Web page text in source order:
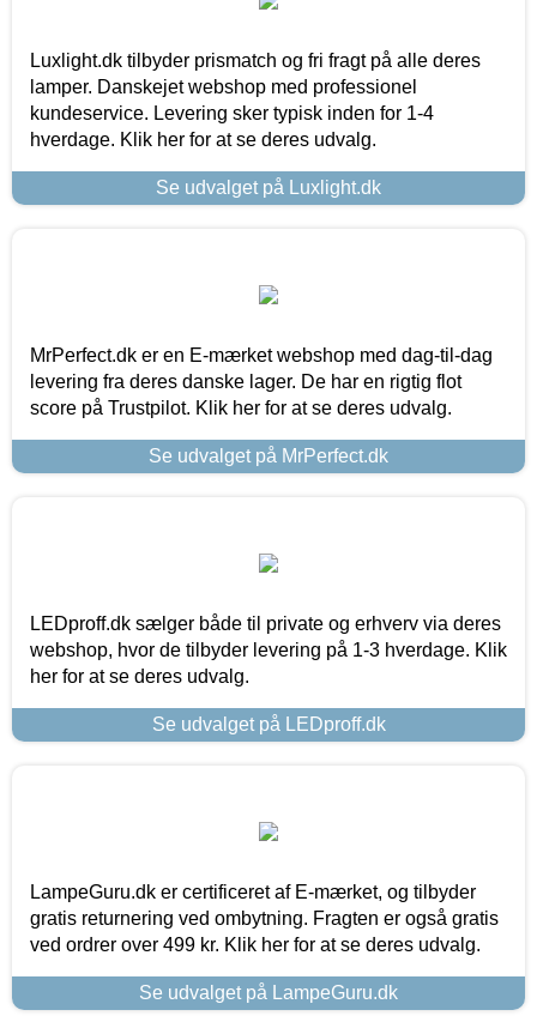
Luxlight.dk tilbyder prismatch og fri fragt på alle deres
lamper. Danskejet webshop med professionel
kundeservice. Levering sker typisk inden for 1-4
hverdage. Klik her for at se deres udvalg.
Se udvalget på Luxlight.dk
MrPerfect.dk er en E-mærket webshop med dag-til-dag
levering fra deres danske lager. De har en rigtig flot
score på Trustpilot. Klik her for at se deres udvalg.
Se udvalget på MrPerfect.dk
LEDproff.dk sælger både til private og erhverv via deres
webshop, hvor de tilbyder levering på 1-3 hverdage. Klik
her for at se deres udvalg.
Se udvalget på LEDproff.dk
LampeGuru.dk er certificeret af E-mærket, og tilbyder
gratis returnering ved ombytning. Fragten er også gratis
ved ordrer over 499 kr. Klik her for at se deres udvalg.
Se udvalget på LampeGuru.dk